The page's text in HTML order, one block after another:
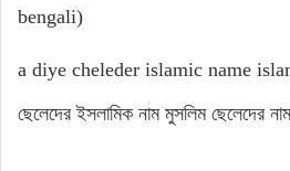
bengali)
a diye cheleder islamic name
ছেলেদের ইসলামিক নাম মুসলিম ছেলেদের নাম